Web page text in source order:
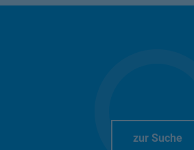
zur Suche